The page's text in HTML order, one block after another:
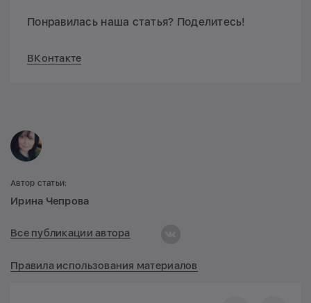
Понравилась наша статья? Поделитесь!
ВКонтакте
Автор статьи:
Ирина Чепрова
Все публикации автора
Правила использования материалов